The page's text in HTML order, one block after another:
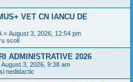
VET CN IANCU DE
« August 3, 2026, 12:54 pm
scoli
ADMINISTRATIVE 2026
August 3, 2026, 9:38 am
nedidactic